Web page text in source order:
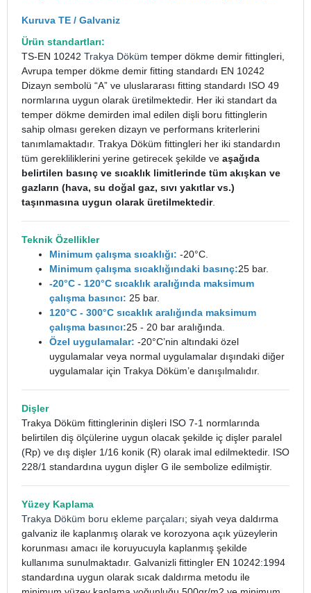
Kuruva TE / Galvaniz
Ürün standartları:
TS-EN 10242 Trakya Döküm temper dökme demir fittingleri,
Avrupa temper dökme demir fitting standardı EN 10242
Dizayn sembolü “A” ve uluslararası fitting standardı ISO 49
normlarına uygun olarak üretilmektedir. Her iki standart da
temper dökme demirden imal edilen dişli boru fittinglerin
sahip olması gereken dizayn ve performans kriterlerini
tanımlamaktadır. Trakya Döküm fittingleri her iki standardın
tüm gerekliliklerini yerine getirecek şekilde ve aşağıda
belirtilen basınç ve sıcaklık limitlerinde tüm akışkan ve
gazların (hava, su doğal gaz, sıvı yakıtlar vs.)
taşınmasına uygun olarak üretilmektedir.
Teknik Özellikler
Minimum çalışma sıcaklığı: -20°C.
Minimum çalışma sıcaklığındaki basınç:25 bar.
-20°C - 120°C sıcaklık aralığında maksimum
çalışma basıncı: 25 bar.
120°C - 300°C sıcaklık aralığında maksimum
çalışma basıncı:25 - 20 bar aralığında.
Özel uygulamalar: -20°C’nin altındaki özel
uygulamalar veya normal uygulamalar dışındaki diğer
uygulamalar için Trakya Döküm’e danışılmalıdır.
Dişler
Trakya Döküm fittinglerinin dişleri ISO 7-1 normlarında
belirtilen diş ölçülerine uygun olacak şekilde iç dişler paralel
(Rp) ve dış dişler 1/16 konik (R) olarak imal edilmektedir. ISO
228/1 standardına uygun dişler G ile sembolize edilmiştir.
Yüzey Kaplama
Trakya Döküm boru ekleme parçaları; siyah veya daldırma
galvaniz ile kaplanmış olarak ve korozyona açık yüzeylerin
korunması amacı ile koruyucuyla kaplanmış şekilde
kullanıma sunulmaktadır. Galvanizli fittingler EN 10242:1994
standardına uygun olarak sıcak daldırma metodu ile